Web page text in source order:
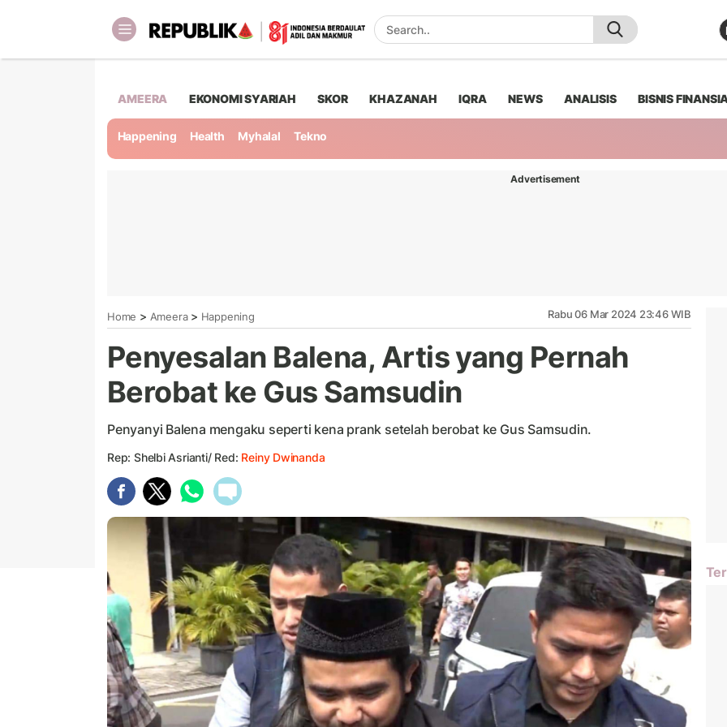
AMEERA EKONOMI SYARIAH SKOR KHAZANAH IQRA NEWS ANALISIS BISNIS
Happening Health Myhalal Tekno
Advertisement
Home > Ameera> Happening Rabu 06 Mar 2024 23:46 WIB
Penyesalan Balena, Artis yang Pernah
Berobat ke Gus Samsudin
Penyanyi Balena mengaku seperti kena prank setelah berobat ke Gus Samsudin.
Rep: Shelbi Asrianti/ Red: Reiny Dwinanda